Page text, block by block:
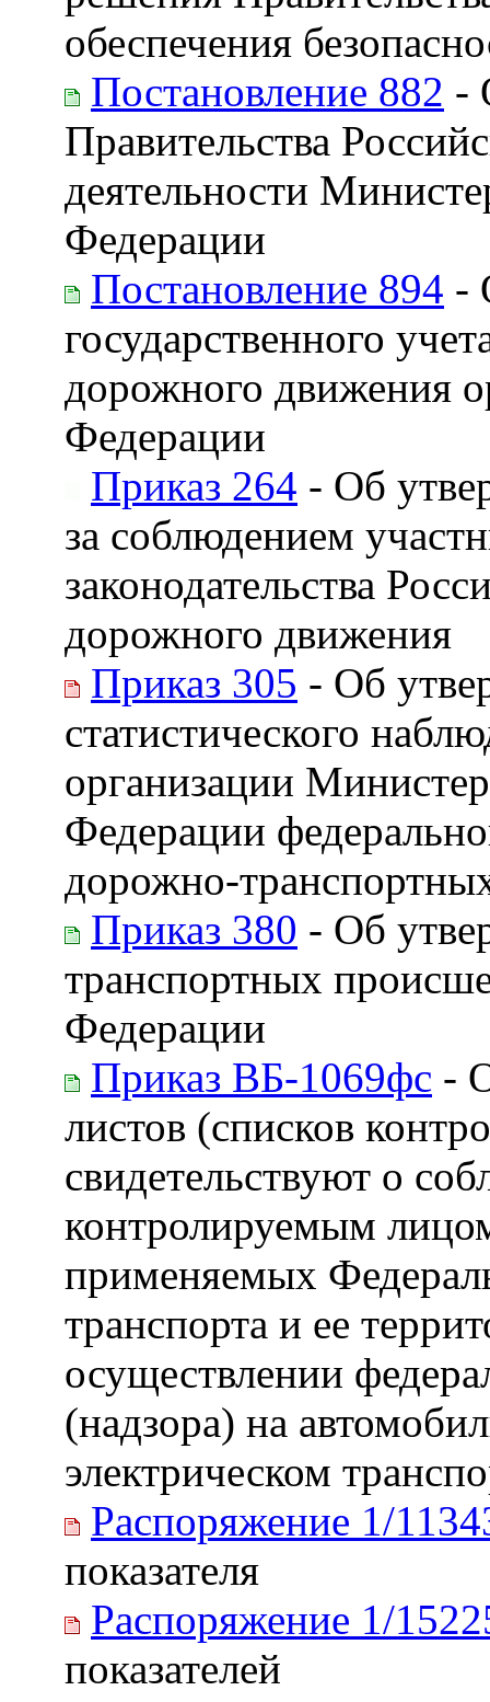
обеспечения
Постановление 882 -
Правительства
деятельности
Федерации
Постановление 894 -
государственного
дорожного движения
Федерации
Приказ 264 - Об
за соблюдением
законодательства
дорожного движения
Приказ 305 - Об
статистического
организации
Федерации
дорожно-
Приказ 380 - Об
транспортных
Федерации
Приказ ВБ-1069фс -
листов (списков
свидетельствуют о
контролируемым
применяемых
транспорта и ее
осуществлении
(надзора) на
электрическом
Распоряжение 1/
показателя
Распоряжение 1/
показателей